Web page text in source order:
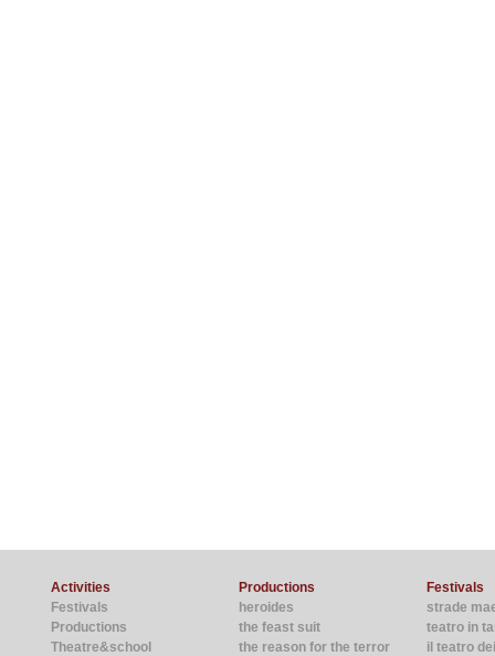
Activities
Festivals
Productions
Theatre&school
Productions
heroides
the feast suit
the reason for the terror
Festivals
strade
teatro in
il teatro